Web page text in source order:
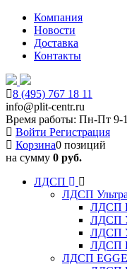
Компания
Новости
Доставка
Контакты
8 (495) 767 18 11
info@plit-centr.ru
Время работы: Пн-Пт 9-
Войти Регистрация
Корзина0 позиций
на сумму 0 руб.
ЛДСП
ЛДСП
ЛДСП
ЛДСП
ЛДСП
ЛДСП
ЛДСП